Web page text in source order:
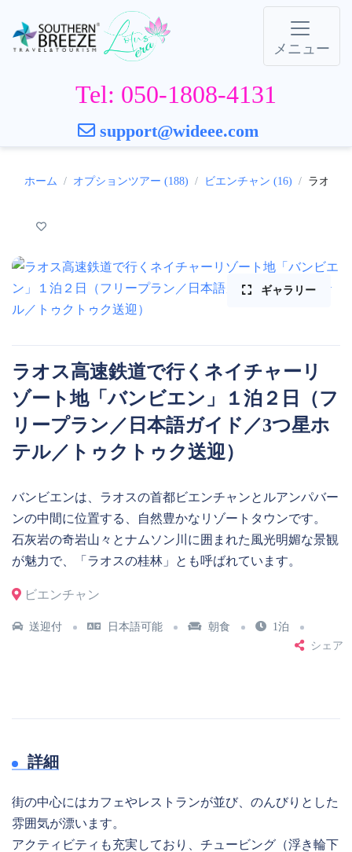
メニュー
Tel: 050-1808-4131
support@wideee.com
ホーム オプションツアー (188) ビエンチャン (16) ラオス
ギャラリー
ラオス高速鉄道で行くネイチャーリ
ゾート地「バンビエン」１泊２日（フ
リープラン／日本語ガイド／3つ星ホ
テル／トゥクトゥク送迎）
バンビエンは、ラオスの首都ビエンチャンとルアンパバー
ンの中間に位置する、自然豊かなリゾートタウンです。
石灰岩の奇岩山々とナムソン川に囲まれた風光明媚な景観
が魅力で、「ラオスの桂林」とも呼ばれています。
ビエンチャン
送迎付 日本語可能 朝食
1泊
シェア
詳細
街の中心にはカフェやレストランが並び、のんびりとした
雰囲気が漂います。
アクティビティも充実しており、チュービング（浮き輪下